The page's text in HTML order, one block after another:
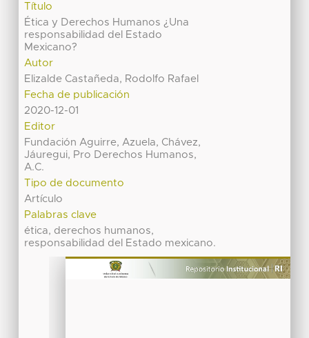
Título
Ética y Derechos Humanos ¿Una
responsabilidad del Estado
Mexicano?
Autor
Elizalde Castañeda, Rodolfo Rafael
Fecha de publicación
2020-12-01
Editor
Fundación Aguirre, Azuela, Chávez,
Jáuregui, Pro Derechos Humanos,
A.C.
Tipo de documento
Artículo
Palabras clave
ética, derechos humanos,
responsabilidad del Estado mexicano.